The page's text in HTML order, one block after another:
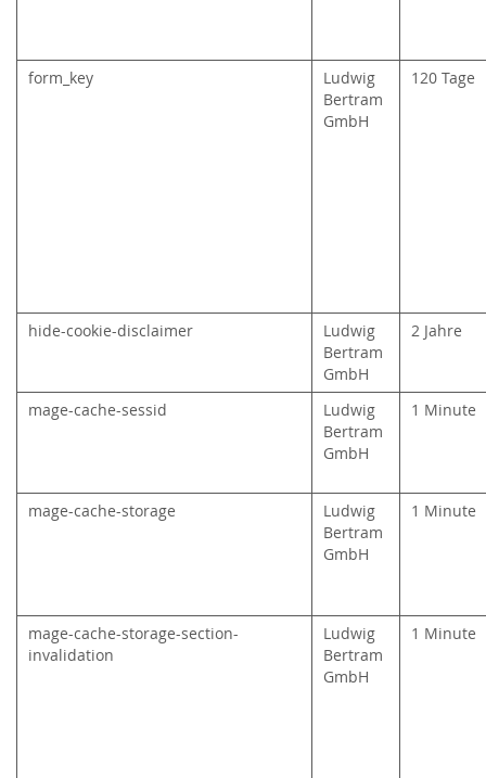
form_key
Ludwig
Bertram
GmbH
120 Tage
hide-cookie-disclaimer
Ludwig
Bertram
GmbH
2 Jahre
mage-cache-sessid
Ludwig
Bertram
GmbH
1 Minute
mage-cache-storage
Ludwig
Bertram
GmbH
1 Minute
mage-cache-storage-section-
invalidation
Ludwig
Bertram
GmbH
1 Minute